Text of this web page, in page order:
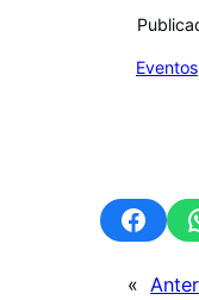
Eventos
Share on
«